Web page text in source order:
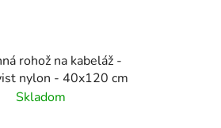
rohož na kabeláž -
nylon - 40x120 cm
Skladom